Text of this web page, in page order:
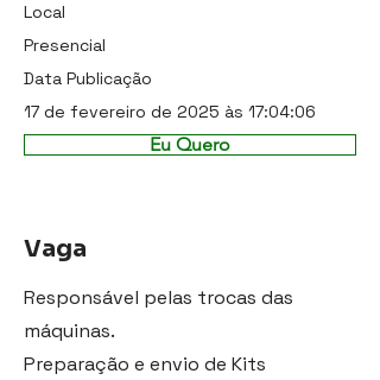
Local
Presencial
Data Publicação
17 de fevereiro de 2025 às 17:04:06
Eu Quero
Vaga
Responsável pelas trocas das
máquinas.
Preparação e envio de Kits